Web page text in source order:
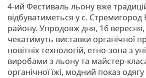
4-ий Фестиваль льону вже
відбуватиметься у с. Стремигород
району. Упродовж дня, 16 вересня,
чекатимуть виставки органічної
новітніх технологій, етно-зона з
виробами з льону та майстер-
органічної їжі, модний показ